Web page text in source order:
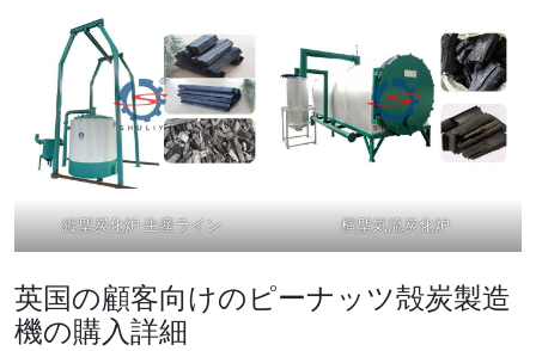
縦型炭化炉 生産ライン 横型気流炭化炉
英国の顧客向けのピーナッツ殻炭製造
機の購入詳細